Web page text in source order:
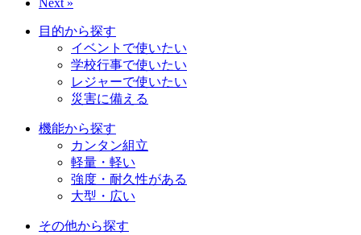
Next »
目的から探す
イベントで使いたい
学校行事で使いたい
レジャーで使いたい
災害に備える
機能から探す
カンタン組立
軽量・軽い
強度・耐久性がある
大型・広い
その他から探す